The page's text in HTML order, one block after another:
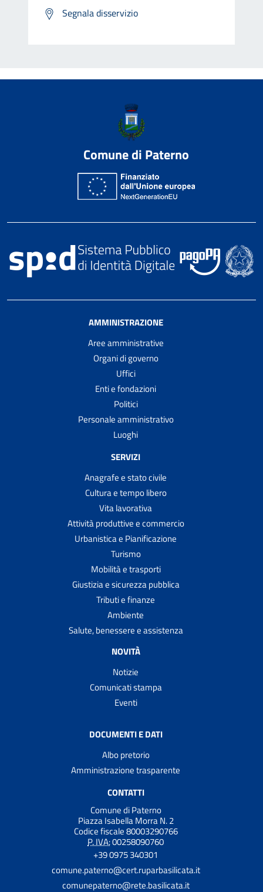
Segnala disservizio
Comune di Paterno
AMMINISTRAZIONE
Aree amministrative
Organi di governo
Uffici
Enti e fondazioni
Politici
Personale amministrativo
Luoghi
SERVIZI
Anagrafe e stato civile
Cultura e tempo libero
Vita lavorativa
Attività produttive e commercio
Urbanistica e Pianificazione
Turismo
Mobilità e trasporti
Giustizia e sicurezza pubblica
Tributi e finanze
Ambiente
Salute, benessere e assistenza
NOVITÀ
Notizie
Comunicati stampa
Eventi
DOCUMENTI E DATI
Albo pretorio
Amministrazione trasparente
CONTATTI
Comune di Paterno
Piazza Isabella Morra N. 2
Codice fiscale 80003290766
P. IVA:00258090760
+39 0975 340301
comune.paterno@cert.ruparbasilicata.it
comunepaterno@rete.basilicata.it